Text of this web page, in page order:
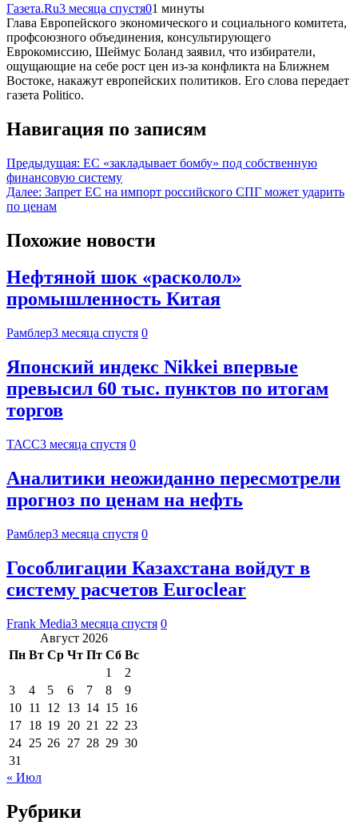
Газета.Ru3 месяца спустя01 минуты
Глава Европейского экономического и социального комитета,
профсоюзного объединения, консультирующего
Еврокомиссию, Шеймус Боланд заявил, что избиратели,
ощущающие на себе рост цен из-за конфликта на Ближнем
Востоке, накажут европейских политиков. Его слова передает
газета Politico.
Навигация по записям
Предыдущая: ЕС «закладывает бомбу» под собственную
финансовую систему
Далее: Запрет ЕС на импорт российского СПГ может ударить
по ценам
Похожие новости
Нефтяной шок «расколол»
промышленность Китая
Рамблер3 месяца спустя 0
Японский индекс Nikkei впервые
превысил 60 тыс. пунктов по итогам
торгов
ТАСС3 месяца спустя 0
Аналитики неожиданно пересмотрели
прогноз по ценам на нефть
Рамблер3 месяца спустя 0
Гособлигации Казахстана войдут в
систему расчетов Euroclear
Frank Media3 месяца спустя 0
Август 2026
Пн Вт Ср Чт Пт Сб Вс
1
2
3
4 5 6 7 8
9
10 11 12 13 14 15 16
17 18 19 20 21 22 23
24 25 26 27 28 29 30
31
« Июл
Рубрики